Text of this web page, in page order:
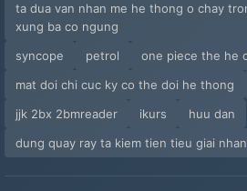
ta dua van nhan me he thong o chay
xung ba co ngung
syncope
petrol
one piece the he
mat doi chi cuc ky co the doi he thong
jjk 2bx 2bmreader
ikurs
huu dan
dung quay ray ta kiem tien tieu giai